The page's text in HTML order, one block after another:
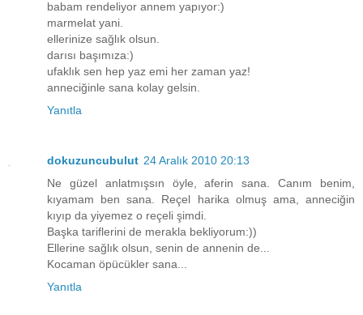
babam rendeliyor annem yapıyor:)
marmelat yani.
ellerinize sağlık olsun.
darısı başımıza:)
ufaklık sen hep yaz emi her zaman yaz!
anneciğinle sana kolay gelsin.
Yanıtla
dokuzuncubulut 24 Aralık 2010 20:13
Ne güzel anlatmışsın öyle, aferin sana. Canım benim,
kıyamam ben sana. Reçel harika olmuş ama, anneciğin
kıyıp da yiyemez o reçeli şimdi.
Başka tariflerini de merakla bekliyorum:))
Ellerine sağlık olsun, senin de annenin de...
Kocaman öpücükler sana...
Yanıtla